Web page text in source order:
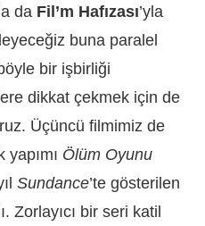
da Fil’m Hafızası’yla
buna paralel
bir işbirliği
dikkat çekmek için de
Üçüncü filmimiz de
Ölüm Oyunu
Sundance’te gösterilen
Zorlayıcı bir seri katil